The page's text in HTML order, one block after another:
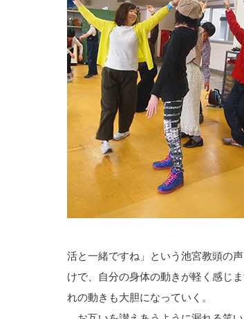
活と一緒ですね」という池宮教頭の
けで、自分の身体の動きが軽く感じ
れの動きも大胆になっていく。